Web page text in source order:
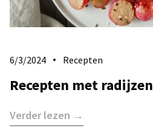
6/3/2024 Recepten
Recepten met radijzen
Verder lezen →